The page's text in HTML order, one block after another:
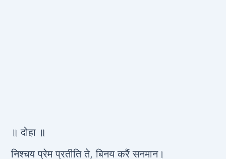
॥ दोहा ॥
निश्चय प्रेम प्रतीति ते, बिनय करैं सनमान।